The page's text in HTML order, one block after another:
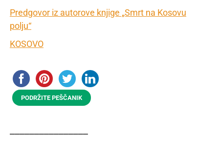
Predgovor iz autorove knjige „Smrt na Kosovu
polju“
KOSOVO
PODRŽITE PEŠČANIK